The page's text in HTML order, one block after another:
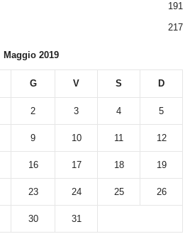
191
217
Maggio 2019
G V S D
2 3 4 5
9 10 11 12
16 17 18 19
23 24 25 26
30
31